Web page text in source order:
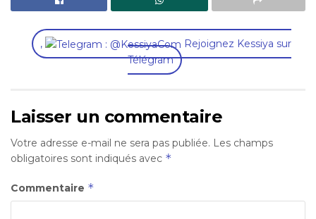
,
Rejoignez Kessiya sur
Télégram
Laisser un commentaire
Votre adresse e-mail ne sera pas publiée. Les champs
obligatoires sont indiqués avec *
Commentaire *